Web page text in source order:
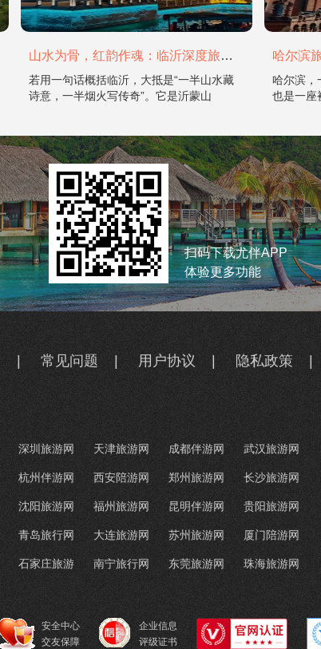
山水为骨，红韵作魂：临沂深度旅游攻略
若用一句话概括临沂，大抵是“一半山水藏
诗意，一半烟火写传奇”。它是沂蒙山
哈尔滨，
也是一座
扫码下载尤伴APP
体验更多功能
常见问题 用户协议 隐私政策
深圳旅游网 天津旅游网 成都伴游网 武汉旅游网
杭州伴游网 西安陪游网 郑州旅游网 长沙旅游网
沈阳旅游网 福州旅游网 昆明伴游网 贵阳旅游网
青岛旅行网 大连旅游网 苏州旅游网 厦门陪游网
石家庄旅游 南宁旅行网 东莞旅游网 珠海旅游网
安全中心
交友保障
企业信息
评级证书